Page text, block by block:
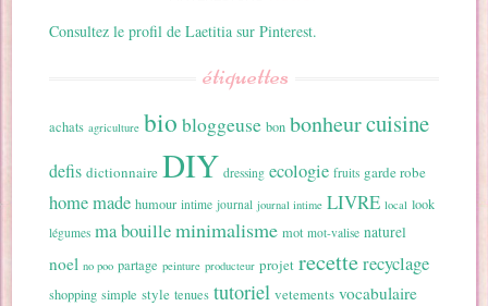
Consultez le profil de Laetitia sur Pinterest.
étiquettes
achats agriculture bio bloggeuse bon bonheurcuisine
defis dictionnaire DIY dressing ecologie fruits garde robe
home made humour intime journal journal intime LIVRE local look
légumes ma bouilleminimalisme mot mot-valise naturel
noel no poo partage peinture producteur projet recetterecyclage
shopping simple style tenues tutoriel vetements vocabulaire